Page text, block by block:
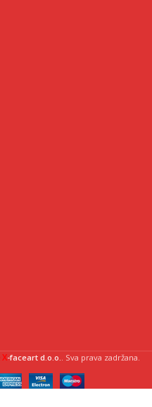
X-faceart d.o.o.. Sva prava zadržana.